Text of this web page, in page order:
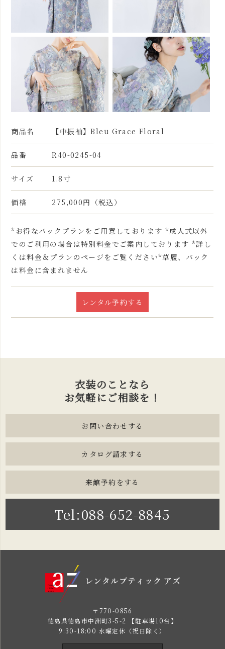
商品名 【中振袖】Bleu Grace Floral
品番 R40-0245-04
サイズ 1.8寸
価格 275,000円（税込）
*お得なパックプランをご用意しております *成人式以外
でのご利用の場合は特別料金でご案内しております *詳し
くは料金＆プランのページをご覧ください*草履、バック
は料金に含まれません
レンタル予約する
衣装のことなら
お気軽にご相談を！
お問い合わせする
カタログ請求する
来館予約をする
Tel:088-652-8845
〒770-0856
徳島県徳島市中洲町3-5-2 【駐車場10台】
9:30-18:00 水曜定休（祝日除く）